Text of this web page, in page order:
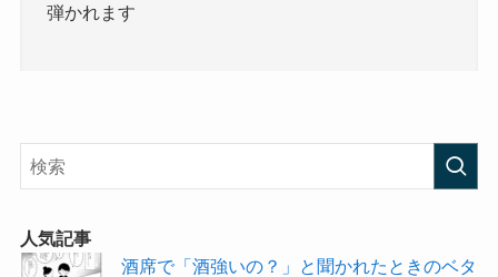
弾かれます
人気記事
酒席で「酒強いの？」と聞かれたときのベタ